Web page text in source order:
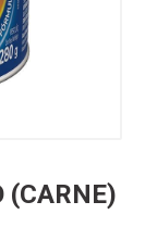
(CARNE)